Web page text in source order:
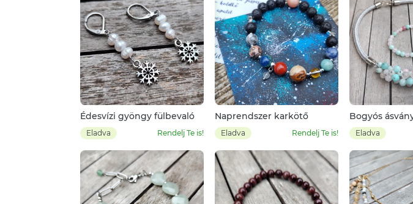
Édesvízi gyöngy fülbevaló
Eladva Rendelj Te is!
Naprendszer karkötő
Eladva Rendelj Te is!
Bogyós
Eladva